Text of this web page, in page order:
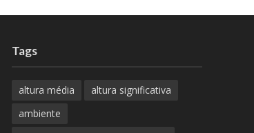
Tags
altura média
altura significativa
ambiente